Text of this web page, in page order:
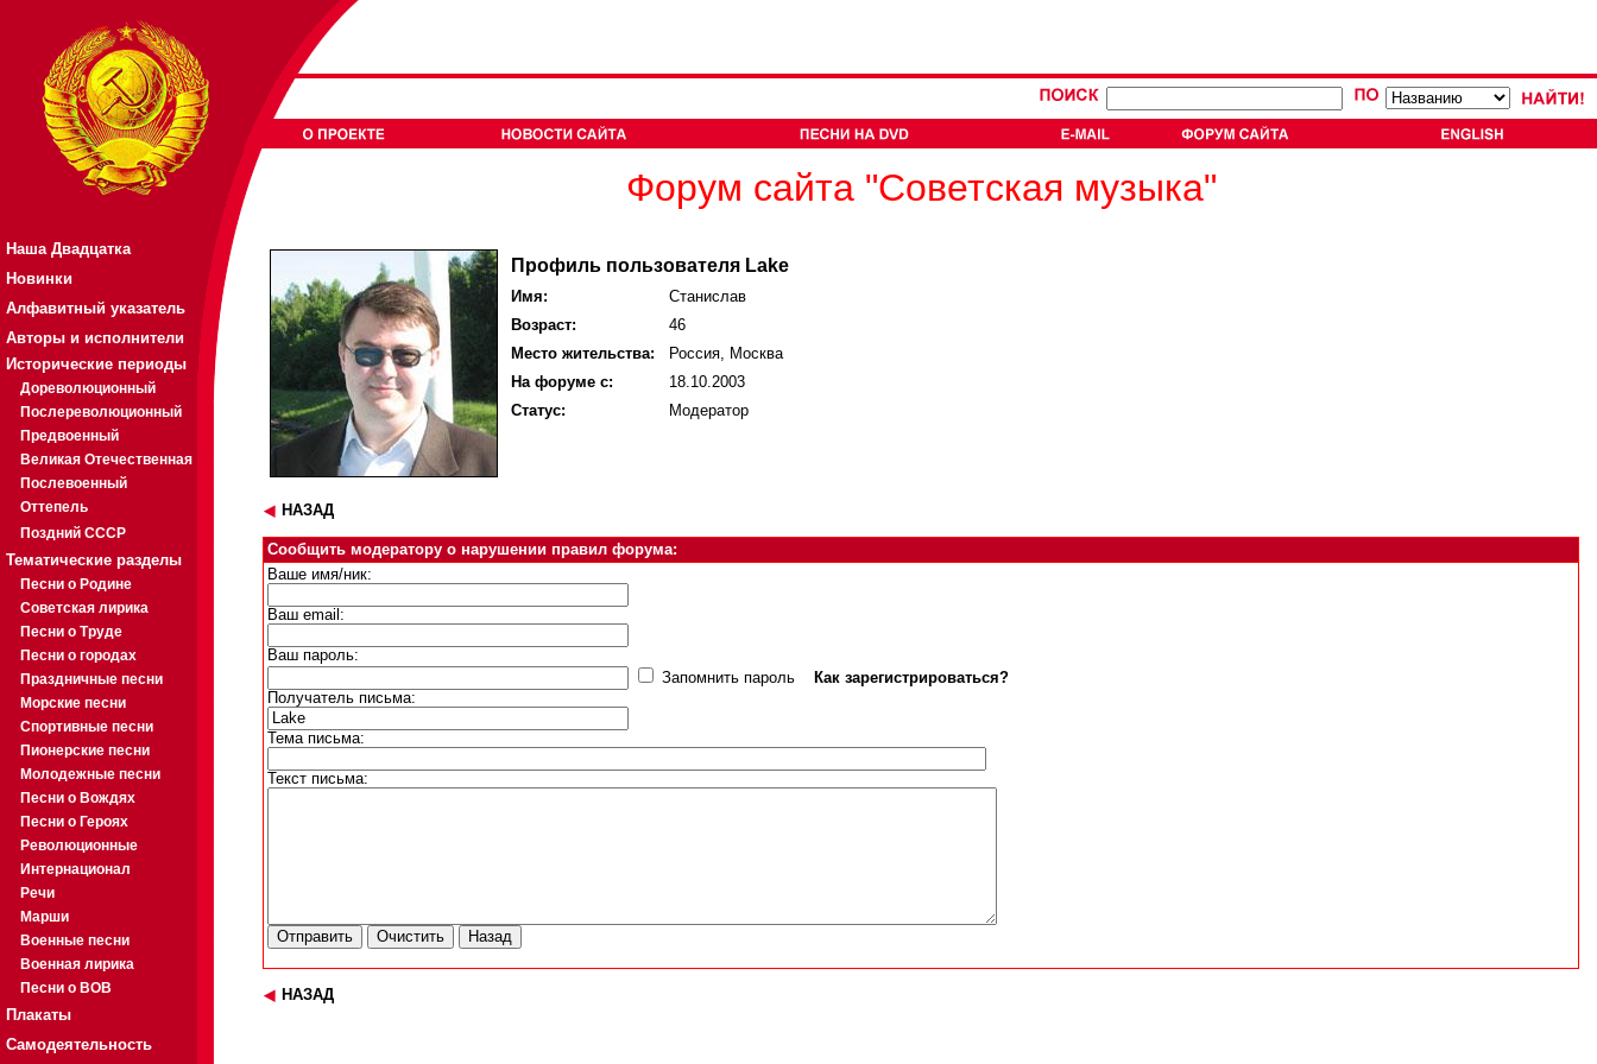
Наша Двадцатка
Новинки
Алфавитный указатель
Авторы и исполнители
Исторические периоды
Дореволюционный
Послереволюционный
Предвоенный
Великая Отечественная
Послевоенный
Оттепель
Поздний СССР
Тематические разделы
Песни о Родине
Советская лирика
Песни о Труде
Песни о городах
Праздничные песни
Морские песни
Спортивные песни
Пионерские песни
Молодежные песни
Песни о Вождях
Песни о Героях
Революционные
Интернационал
Речи
Марши
Военные песни
Военная лирика
Песни о ВОВ
Плакаты
Самодеятельность
Форум сайта "Советская музыка"
Профиль пользователя Lake
Имя:
Станислав
Возраст:
46
Место жительства:
Россия, Москва
На форуме с:
18.10.2003
Статус:
Модератор
НАЗАД
Сообщить модератору о нарушении правил форума:
Ваше имя/ник:
Ваш email:
Ваш пароль:
Запомнить пароль
Как зарегистрироваться?
Получатель письма:
Тема письма:
Текст письма:
НАЗАД